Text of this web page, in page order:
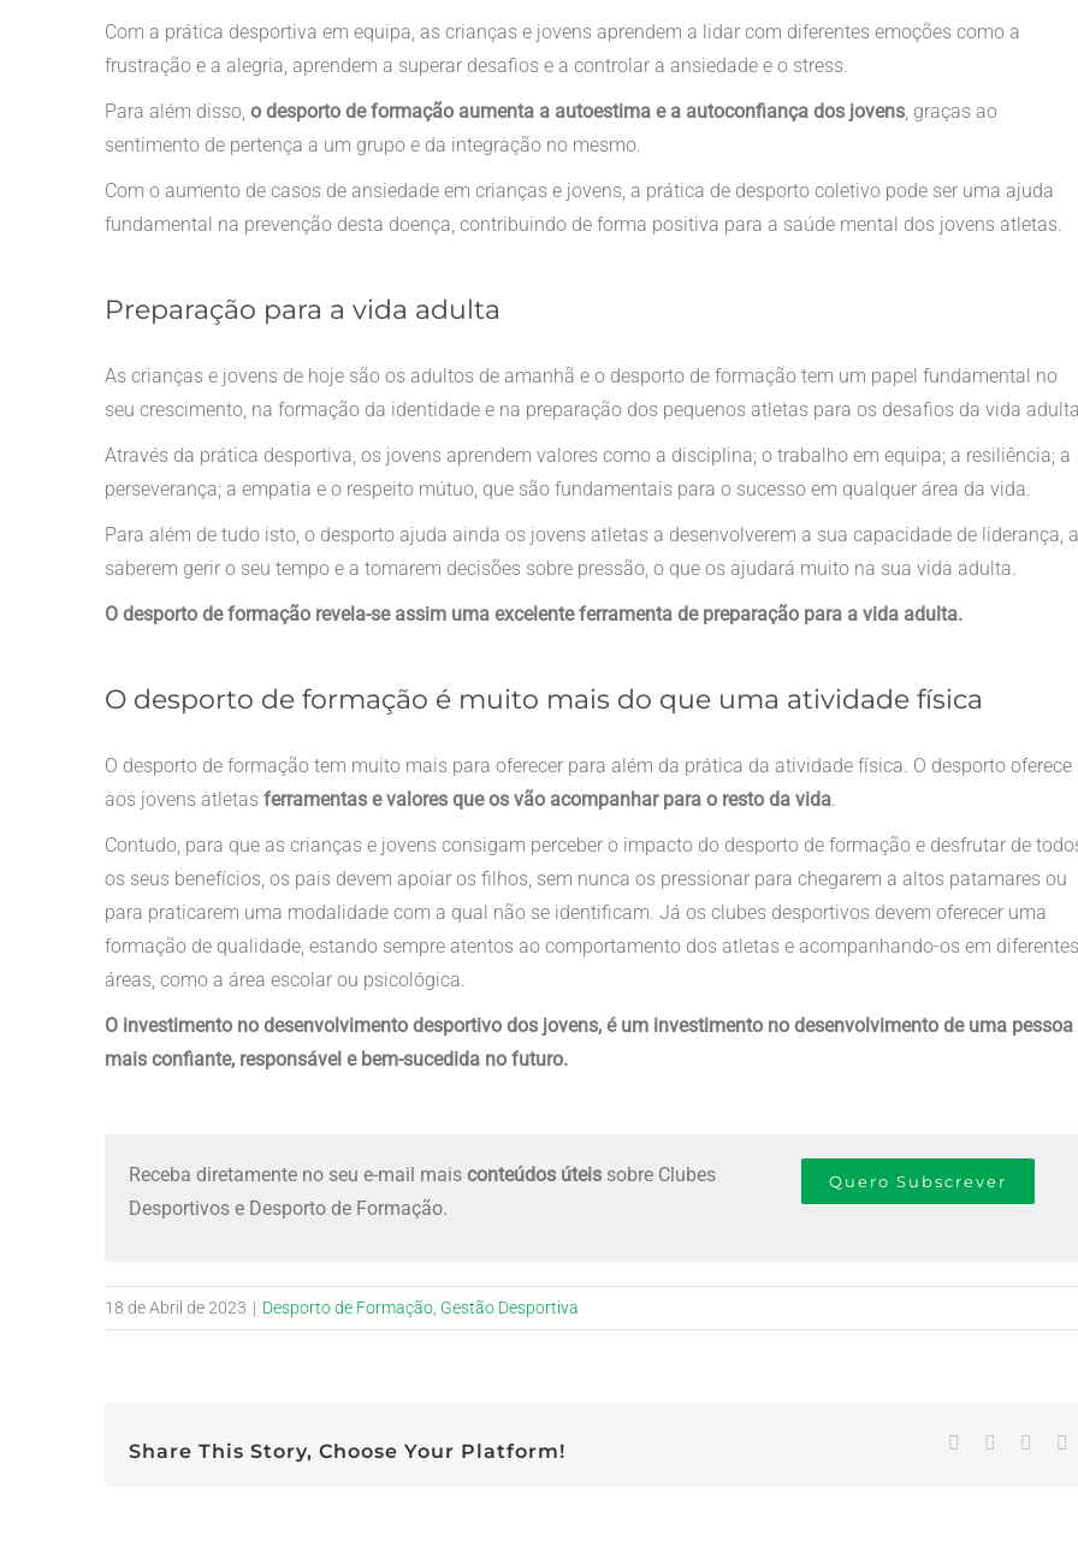
Com a prática desportiva em equipa, as crianças e jovens aprendem a lidar com diferentes emoções como a
frustração e a alegria, aprendem a superar desafios e a controlar a ansiedade e o stress.
Para além disso, o desporto de formação aumenta a autoestima e a autoconfiança dos jovens, graças ao
sentimento de pertença a um grupo e da integração no mesmo.
Com o aumento de casos de ansiedade em crianças e jovens, a prática de desporto coletivo pode ser uma ajuda
fundamental na prevenção desta doença, contribuindo de forma positiva para a saúde mental dos jovens atletas.
Preparação para a vida adulta
As crianças e jovens de hoje são os adultos de amanhã e o desporto de formação tem um papel fundamental no
seu crescimento, na formação da identidade e na preparação dos pequenos atletas para os desafios da vida
Através da prática desportiva, os jovens aprendem valores como a disciplina; o trabalho em equipa; a resiliência; a
perseverança; a empatia e o respeito mútuo, que são fundamentais para o sucesso em qualquer área da vida.
Para além de tudo isto, o desporto ajuda ainda os jovens atletas a desenvolverem a sua capacidade de liderança, a
saberem gerir o seu tempo e a tomarem decisões sobre pressão, o que os ajudará muito na sua vida adulta.
O desporto de formação revela-se assim uma excelente ferramenta de preparação para a vida adulta.
O desporto de formação é muito mais do que uma atividade física
O desporto de formação tem muito mais para oferecer para além da prática da atividade física. O desporto oferece
aos jovens atletas ferramentas e valores que os vão acompanhar para o resto da vida.
Contudo, para que as crianças e jovens consigam perceber o impacto do desporto de formação e desfrutar de
os seus benefícios, os pais devem apoiar os filhos, sem nunca os pressionar para chegarem a altos patamares ou
para praticarem uma modalidade com a qual não se identificam. Já os clubes desportivos devem oferecer uma
formação de qualidade, estando sempre atentos ao comportamento dos atletas e acompanhando-os em diferentes
áreas, como a área escolar ou psicológica.
Oinvestimento no desenvolvimento desportivo dos jovens, é um investimento no desenvolvimento de uma pessoa
mais confiante, responsável e bem-sucedida no futuro.
Receba diretamente no seu e-mail mais conteúdos úteis sobre Clubes
Desportivos e Desporto de Formação.
Quero Subscrever
18 de Abril de 2023 | Desporto de Formação, Gestão Desportiva
Share This Story, Choose Your Platform! Facebook